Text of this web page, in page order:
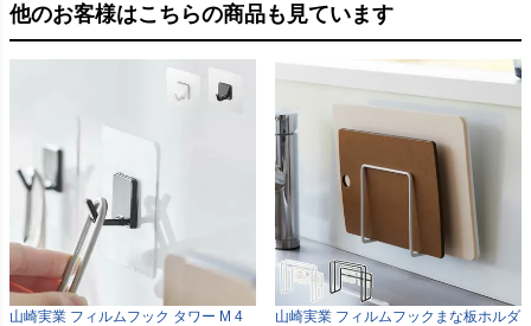
他のお客様はこちらの商品も見ています
山崎実業 フィルムフック タワー M 4
山崎実業 フィルムフックまな板ホルダ